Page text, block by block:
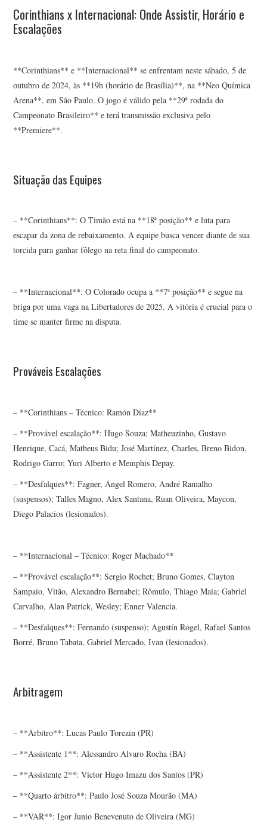
Corinthians x Internacional: Onde Assistir, Horário e
Escalações
**Corinthians** e **Internacional** se enfrentam neste sábado, 5 de
outubro de 2024, às **19h (horário de Brasília)**, na **Neo Química
Arena**, em São Paulo. O jogo é válido pela **29ª rodada do
Campeonato Brasileiro** e terá transmissão exclusiva pelo
**Premiere**.
Situação das Equipes
– **Corinthians**: O Timão está na **18ª posição** e luta para
escapar da zona de rebaixamento. A equipe busca vencer diante de sua
torcida para ganhar fôlego na reta final do campeonato.
– **Internacional**: O Colorado ocupa a **7ª posição** e segue na
briga por uma vaga na Libertadores de 2025. A vitória é crucial para o
time se manter firme na disputa.
Prováveis Escalações
– **Corinthians – Técnico: Ramón Díaz**
– **Provável escalação**: Hugo Souza; Matheuzinho, Gustavo
Henrique, Cacá, Matheus Bidu; José Martínez, Charles, Breno Bidon,
Rodrigo Garro; Yuri Alberto e Memphis Depay.
– **Desfalques**: Fagner, Ángel Romero, André Ramalho
(suspensos); Talles Magno, Alex Santana, Ruan Oliveira, Maycon,
Diego Palacios (lesionados).
– **Internacional – Técnico: Roger Machado**
– **Provável escalação**: Sergio Rochet; Bruno Gomes, Clayton
Sampaio, Vitão, Alexandro Bernabei; Rômulo, Thiago Maia; Gabriel
Carvalho, Alan Patrick, Wesley; Enner Valencia.
– **Desfalques**: Fernando (suspenso); Agustín Rogel, Rafael Santos
Borré, Bruno Tabata, Gabriel Mercado, Ivan (lesionados).
Arbitragem
– **Árbitro**: Lucas Paulo Torezin (PR)
– **Assistente 1**: Alessandro Álvaro Rocha (BA)
– **Assistente 2**: Victor Hugo Imazu dos Santos (PR)
– **Quarto árbitro**: Paulo José Souza Mourão (MA)
– **VAR**: Igor Junio Benevenuto de Oliveira (MG)